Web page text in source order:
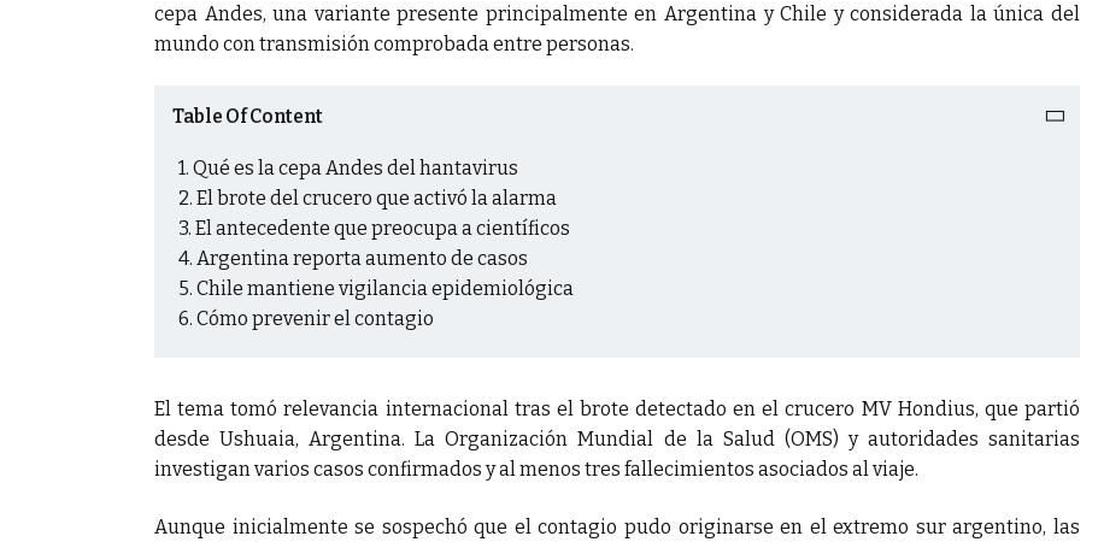
cepa Andes, una variante presente principalmente en Argentina y Chile y considerada la única del
mundo con transmisión comprobada entre personas.
Table Of Content
Qué es la cepa Andes del hantavirus
El brote del crucero que activó la alarma
El antecedente que preocupa a científicos
Argentina reporta aumento de casos
Chile mantiene vigilancia epidemiológica
Cómo prevenir el contagio
El tema tomó relevancia internacional tras el brote detectado en el crucero MV Hondius, que partió
desde Ushuaia, Argentina. La Organización Mundial de la Salud (OMS) y autoridades sanitarias
investigan varios casos confirmados y al menos tres fallecimientos asociados al viaje.
Aunque inicialmente se sospechó que el contagio pudo originarse en el extremo sur argentino, las